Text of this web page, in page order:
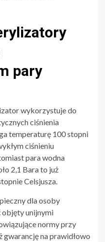
pary
wykorzystuje do
ciśnienia
temperaturę 100 stopni
ciśnieniu
para wodna
2,1 Bara to już
Celsjusza.
dla osoby
objęty unijnymi
normy przy
gwarancję na prawidłowo